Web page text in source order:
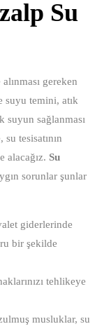
Su
gereken
suyu temini, atık
suyun sağlanması
tesisatının
alacağız. Su
sorunlar şunlar
giderlerinde
bir şekilde
tehlikeye
musluklar, su